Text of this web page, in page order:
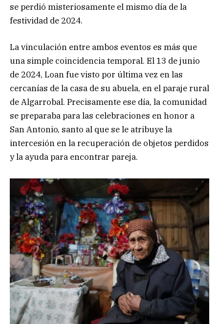
se perdió misteriosamente el mismo día de la
festividad de 2024.
La vinculación entre ambos eventos es más que
una simple coincidencia temporal. El 13 de junio
de 2024, Loan fue visto por última vez en las
cercanías de la casa de su abuela, en el paraje rural
de Algarrobal. Precisamente ese día, la comunidad
se preparaba para las celebraciones en honor a
San Antonio, santo al que se le atribuye la
intercesión en la recuperación de objetos perdidos
y la ayuda para encontrar pareja.